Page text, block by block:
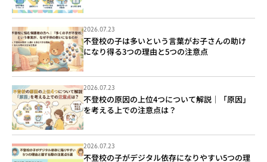
2026.07.23
不登校の子は多いという言葉がお子さんの助け
になり得る3つの理由と5つの注意点
2026.07.23
不登校の原因の上位4つについて解説｜「原因」
を考える上での注意点は？
2026.07.23
不登校の子がデジタル依存になりやすい5つの理